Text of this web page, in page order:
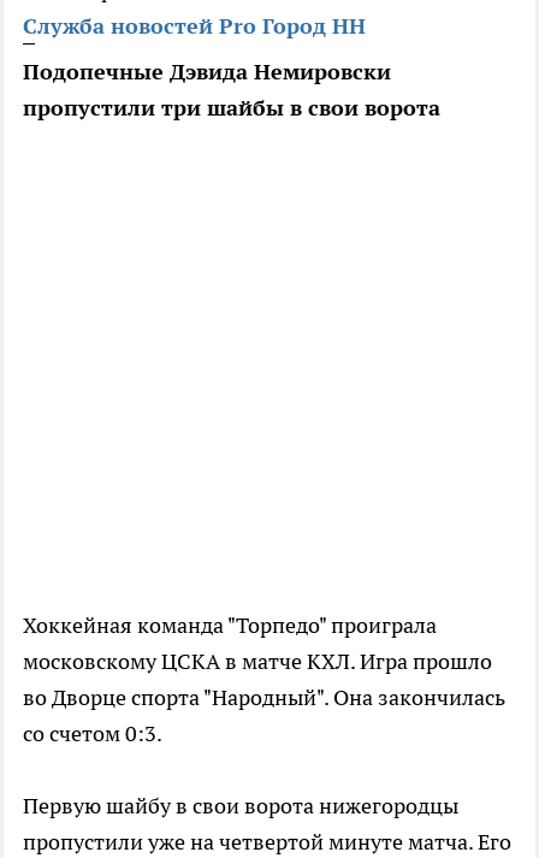
Служба новостей Pro Город НН
Подопечные Дэвида Немировски
пропустили три шайбы в свои ворота
Хоккейная команда "Торпедо" проиграла
московскому ЦСКА в матче КХЛ. Игра прошло
во Дворце спорта "Народный". Она закончилась
со счетом 0:3.
Первую шайбу в свои ворота нижегородцы
пропустили уже на четвертой минуте матча. Его